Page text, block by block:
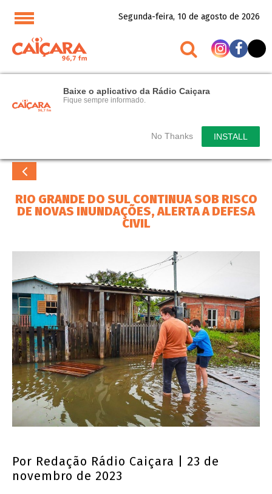
Baixe o aplicativo da Rádio Caiçara
Fique sempre informado.
No Thanks INSTALL
Segunda-feira, 10 de agosto de 2026
RIO GRANDE DO SUL CONTINUA SOB RISCO
DE NOVAS INUNDAÇÕES, ALERTA A DEFESA
CIVIL
Por Redação Rádio Caiçara | 23 de
novembro de 2023